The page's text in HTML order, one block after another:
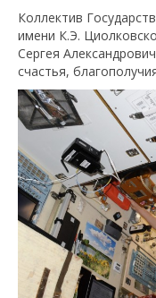
Коллектив
имени К.Э.
Сергея
счастья,